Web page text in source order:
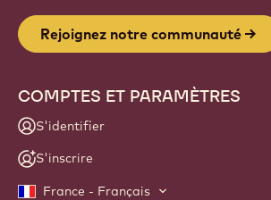
Rejoignez notre communauté
COMPTES ET PARAMÈTRES
S'identifier
S'inscrire
France - Français